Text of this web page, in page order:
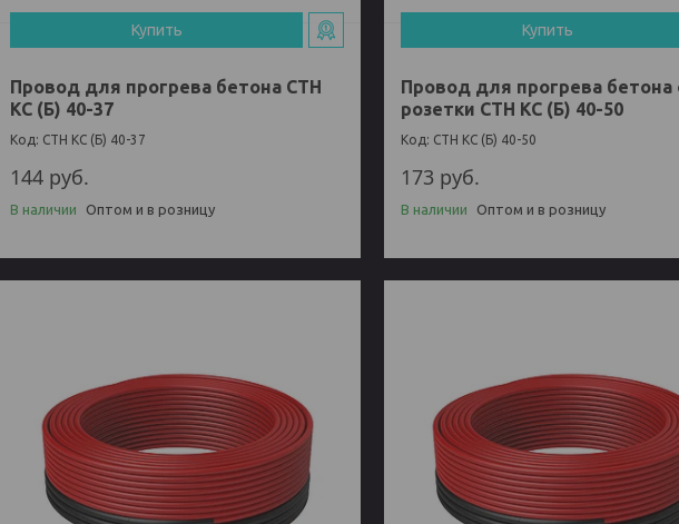
Купить
Провод для прогрева бетона СТН
КС (Б) 40-37
СТН КС (Б) 40-37
144 руб.
В наличии Оптом и в розницу
Купить
Провод для прогрева бетона
розетки СТН КС (Б) 40-50
СТН КС (Б) 40-50
173 руб.
В наличии Оптом и в розницу